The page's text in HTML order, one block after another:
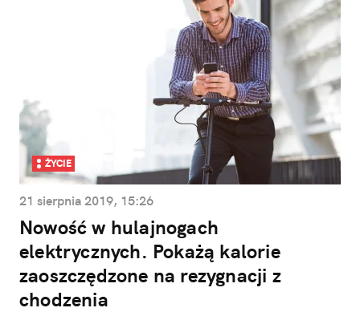
ŻYCIE
21 sierpnia 2019, 15:26
Nowość w hulajnogach
elektrycznych. Pokażą kalorie
zaoszczędzone na rezygnacji z
chodzenia